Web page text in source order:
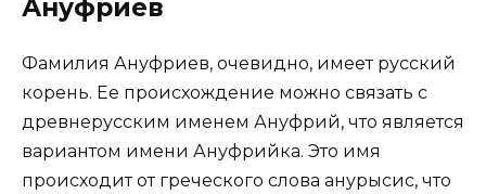
Ануфриев
Фамилия Ануфриев, очевидно, имеет русский
корень. Ее происхождение можно связать с
древнерусским именем Ануфрий, что является
вариантом имени Ануфрийка. Это имя
происходит от греческого слова анурысис, что